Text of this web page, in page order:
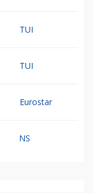
TUI
TUI
Eurostar
NS